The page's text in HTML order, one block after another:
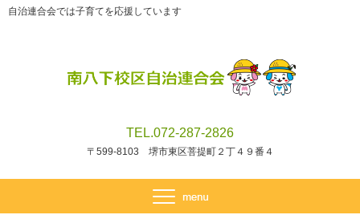
自治連合会では子育てを応援しています
TEL.072-287-2826
〒599-8103 堺市東区菩提町２丁４９番４